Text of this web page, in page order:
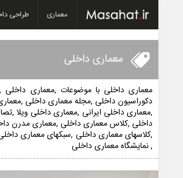
معماری طراحی
معماری داخلی
معماری داخلی با موضوعات ,معماری
دکوراسیون داخلی ,مجله معماری داخلی
,معماری داخلی ایرانی ,معماری داخلی ویلا
داخلی ,کلاس معماری داخلی ,معماری مدرن
,کلاسهای معماری داخلی ,سبکهای معماری
, نمایشگاه معماری داخلی